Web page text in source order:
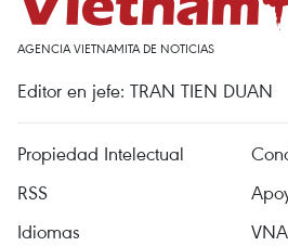
AGENCIA VIETNAMITA DE NOTICIAS
Editor en jefe: TRAN TIEN DUAN
Propiedad Intelectual
RSS
Idiomas
VNA